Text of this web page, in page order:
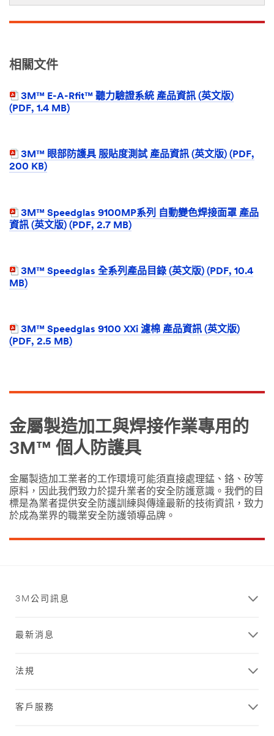
相關文件
3M™ E-A-Rfit™ 聽力驗證系統 產品資訊 (英文版)
(PDF, 1.4 MB)
3M™ 眼部防護具 服貼度測試 產品資訊 (英文版) (PDF,
200 KB)
3M™ Speedglas 9100MP系列 自動變色焊接面罩 產品
資訊 (英文版) (PDF, 2.7 MB)
3M™ Speedglas 全系列產品目錄 (英文版) (PDF, 10.4
MB)
3M™ Speedglas 9100 XXi 濾棉 產品資訊 (英文版)
(PDF, 2.5 MB)
金屬製造加工與焊接作業專用的
3M™ 個人防護具
金屬製造加工業者的工作環境可能須直接處理錳、鉻、矽等
原料，因此我們致力於提升業者的安全防護意識。我們的目
標是為業者提供安全防護訓練與傳達最新的技術資訊，致力
於成為業界的職業安全防護領導品牌。
3M公司訊息
最新消息
法規
客戶服務